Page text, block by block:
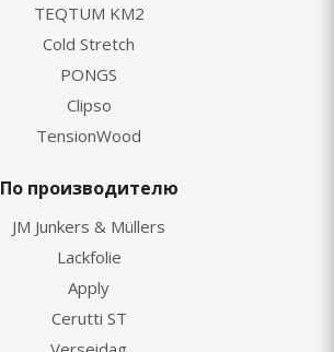
TEQTUM KM2
Cold Stretch
PONGS
Clipso
TensionWood
По производителю
JM Junkers & Müllers
Lackfolie
Apply
Cerutti ST